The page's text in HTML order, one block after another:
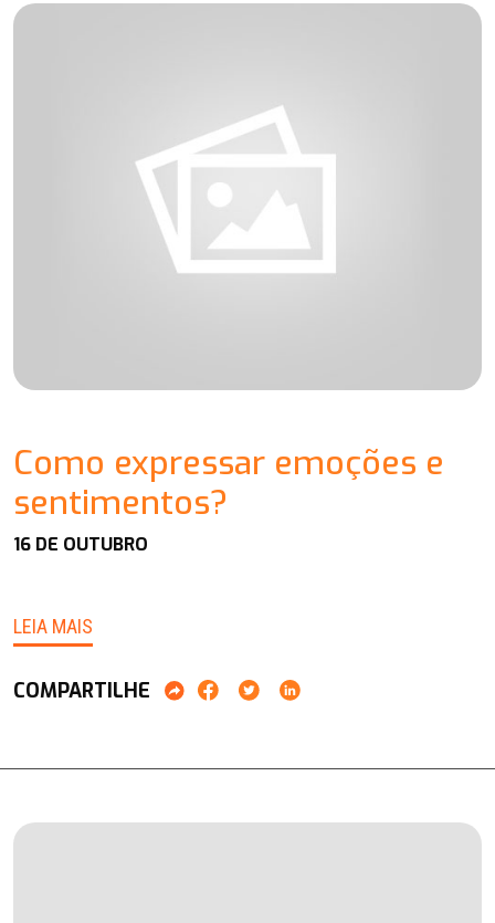
Como expressar emoções e
sentimentos?
16 DE OUTUBRO
LEIA MAIS
COMPARTILHE